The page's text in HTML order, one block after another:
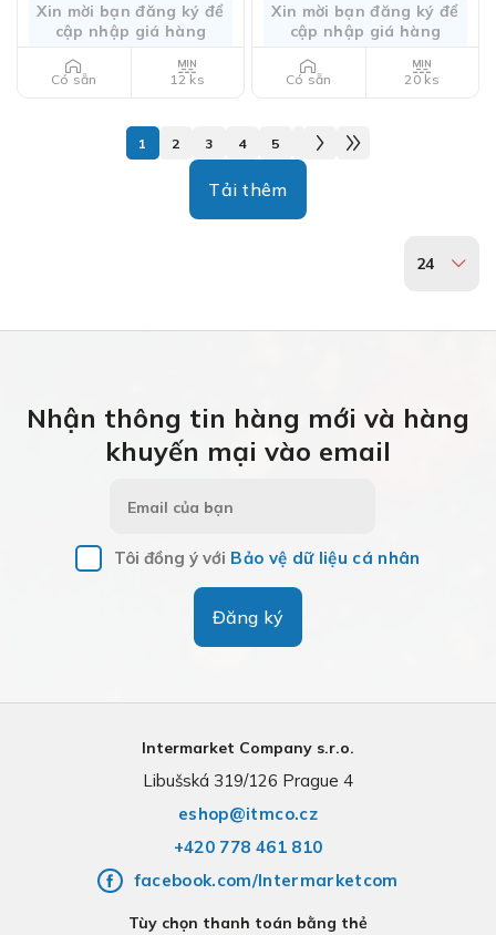
Xin mời bạn đăng ký để
cập nhập giá hàng
Có sẵn 12 ks
Xin mời bạn đăng ký để
cập nhập giá hàng
Có sẵn 20 ks
Tải thêm
1 2 3 4 5
24
Nhận thông tin hàng mới và hàng
khuyến mại vào email
Tôi đồng ý với Bảo vệ dữ liệu cá nhân
Đăng ký
Intermarket Company s.r.o.
Libušská 319/126 Prague 4
eshop@itmco.cz
+420 778 461 810
facebook.com/Intermarketcom
Tùy chọn thanh toán bằng thẻ